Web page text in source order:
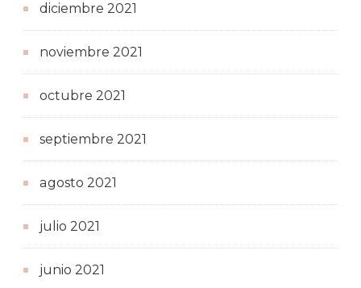
diciembre 2021
noviembre 2021
octubre 2021
septiembre 2021
agosto 2021
julio 2021
junio 2021